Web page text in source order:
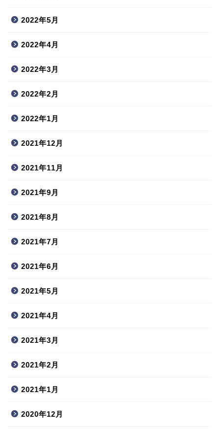
2022年5月
2022年4月
2022年3月
2022年2月
2022年1月
2021年12月
2021年11月
2021年9月
2021年8月
2021年7月
2021年6月
2021年5月
2021年4月
2021年3月
2021年2月
2021年1月
2020年12月